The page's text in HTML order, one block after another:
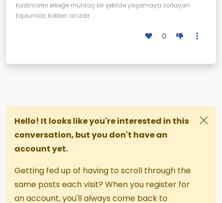
kadınlarını erkeğe muhtaç bir şekilde yaşamaya zorlayan
toplumlar, kökten acizdir...
0
Hello! It looks like you're interested in this
conversation, but you don't have an
account yet.
Getting fed up of having to scroll through the
same posts each visit? When you register for
an account, you'll always come back to